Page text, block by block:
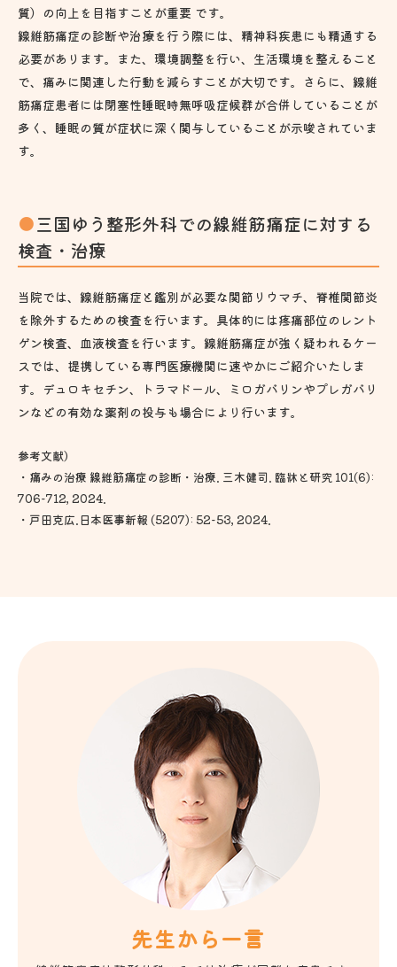
質）の向上を目指すことが重要 です。
線維筋痛症の診断や治療を行う際には、精神科疾患にも精通する
必要があります。また、環境調整を行い、生活環境を整えること
で、痛みに関連した行動を減らすことが大切です。さらに、線維
筋痛症患者には閉塞性睡眠時無呼吸症候群が合併していることが
多く、睡眠の質が症状に深く関与していることが示唆されていま
す。
三国ゆう整形外科での線維筋痛症に対する
検査・治療
当院では、線維筋痛症と鑑別が必要な関節リウマチ、脊椎関節炎
を除外するための検査を行います。具体的には疼痛部位のレント
ゲン検査、血液検査を行います。線維筋痛症が強く疑われるケー
スでは、提携している専門医療機関に速やかにご紹介いたしま
す。デュロキセチン、トラマドール、ミロガバリンやプレガバリ
ンなどの有効な薬剤の投与も場合により行います。
参考文献）
・痛みの治療 線維筋痛症の診断・治療. 三木健司. 臨牀と研究 101(6):
706-712, 2024.
・戸田克広.日本医事新報 (5207): 52-53, 2024.
先生から一言